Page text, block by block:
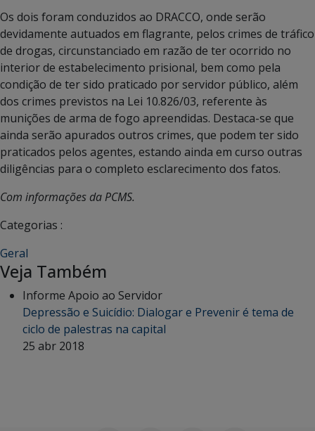
Os dois foram conduzidos ao DRACCO, onde serão
devidamente autuados em flagrante, pelos crimes de tráfico
de drogas, circunstanciado em razão de ter ocorrido no
interior de estabelecimento prisional, bem como pela
condição de ter sido praticado por servidor público, além
dos crimes previstos na Lei 10.826/03, referente às
munições de arma de fogo apreendidas. Destaca-se que
ainda serão apurados outros crimes, que podem ter sido
praticados pelos agentes, estando ainda em curso outras
diligências para o completo esclarecimento dos fatos.
Com informações da PCMS.
Categorias :
Geral
Veja Também
Informe Apoio ao Servidor
Depressão e Suicídio: Dialogar e Prevenir é tema de
ciclo de palestras na capital
25 abr 2018